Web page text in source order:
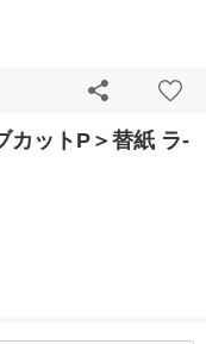
カットP＞替紙 ラ-